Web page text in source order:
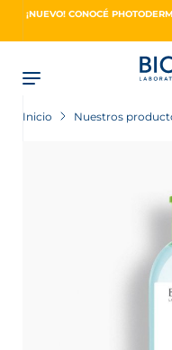
¡NUEVO! CONOCÉ
Inicio Nuestros